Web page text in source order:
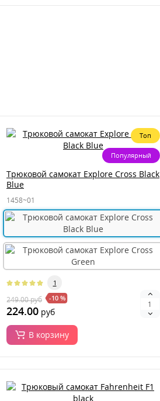
Топ
Популярный
Трюковой самокат Explore Cross Black
Blue
1458~01
1
249.00руб -10 %
224.00 руб
В корзину